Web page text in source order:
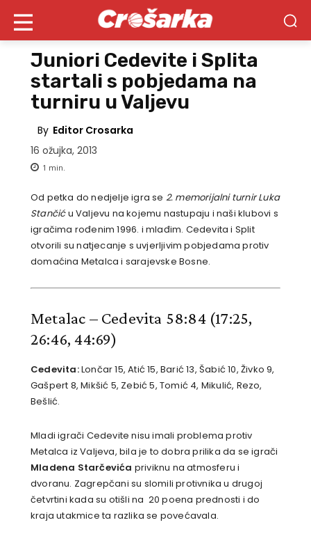
Juniori Cedevite i Splita
startali s pobjedama na
turniru u Valjevu
By Editor Crosarka
16 ožujka, 2013
1 min.
Od petka do nedjelje igra se 2. memorijalni turnir Luka
Stančiću Valjevu na kojemu nastupaju i naši klubovi s
igračima rođenim 1996. i mlađim. Cedevita i Split
otvorili su natjecanje s uvjerljivim pobjedama protiv
domaćina Metalca i sarajevske Bosne.
Metalac – Cedevita 58:84 (17:25,
26:46, 44:69)
Cedevita:Lončar 15, Atić 15, Barić 13, Šabić 10, Živko 9,
Gašpert 8, Mikšić 5, Zebić 5, Tomić 4, Mikulić, Rezo,
Bešlić.
Mladi igrači Cedevite nisu imali problema protiv
Metalca iz Valjeva, bila je to dobra prilika da se igrači
Mladena Starčevića priviknu na atmosferu i
dvoranu. Zagrepčani su slomili protivnika u drugoj
četvrtini kada su otišli na 20 poena prednosti i do
kraja utakmice ta razlika se povećavala.